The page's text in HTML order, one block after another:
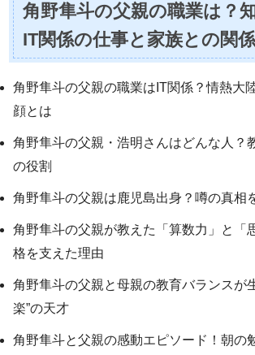
角野隼斗の父親の職業は？
IT関係の仕事と家族との関
角野隼斗の父親の職業はIT関係？情熱大
顔とは
角野隼斗の父親・浩明さんはどんな人？
の役割
角野隼斗の父親は鹿児島出身？噂の真相
角野隼斗の父親が教えた「算数力」と「
格を支えた理由
角野隼斗の父親と母親の教育バランスが
楽”の天才
角野隼斗と父親の感動エピソード！朝の